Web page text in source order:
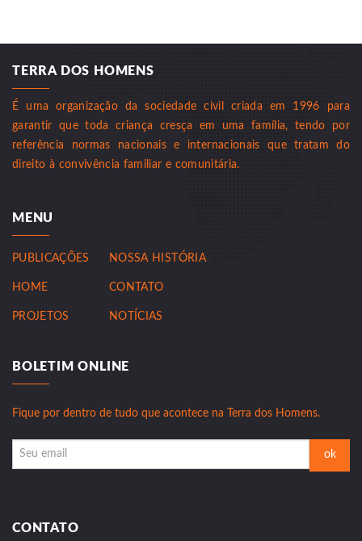
TERRA DOS HOMENS
É uma organização da sociedade civil criada em 1996 para
garantir que toda criança cresça em uma família, tendo por
referência normas nacionais e internacionais que tratam do
direito à convivência familiar e comunitária.
MENU
PUBLICAÇÕES
HOME
PROJETOS
NOSSA HISTÓRIA
CONTATO
NOTÍCIAS
BOLETIM ONLINE
Fique por dentro de tudo que acontece na Terra dos Homens.
CONTATO